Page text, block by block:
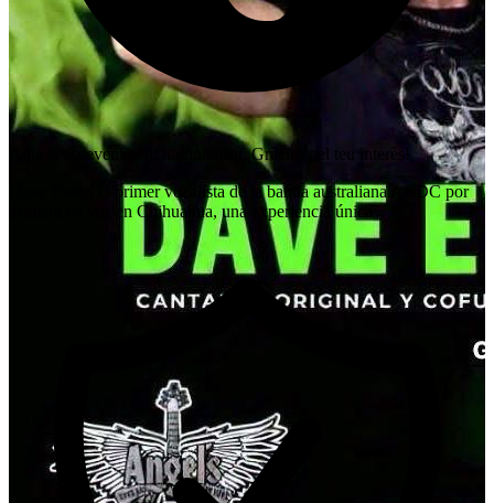
Aquest esdeveniment ha finalitzat. Gràcies pel teu interès!
Dave Evans el primer vocalista de la banda australiana ACDC por
primera en vez en Chihuahua, una experiencia única